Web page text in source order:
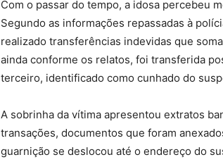
Com o passar do tempo, a idosa percebeu
Segundo as informações repassadas à
realizado transferências indevidas que
ainda conforme os relatos, foi transferida
terceiro, identificado como cunhado do
A sobrinha da vítima apresentou extratos
transações, documentos que foram
guarnição se deslocou até o endereço do